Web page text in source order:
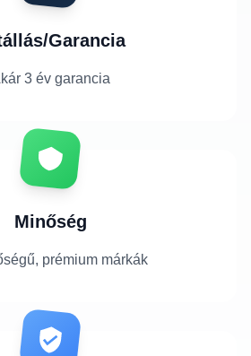
Garancia
3 év garancia
Minőség
prémium márkák